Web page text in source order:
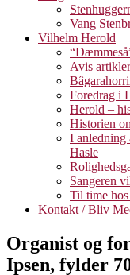
Vang
Vilhelm Herold
Avis artikler
Foredrag i
Herold –
Historien
I anledning
Hasle
Sangeren
Til time
Kontakt / Bliv
Organist og
Ipsen, fylder